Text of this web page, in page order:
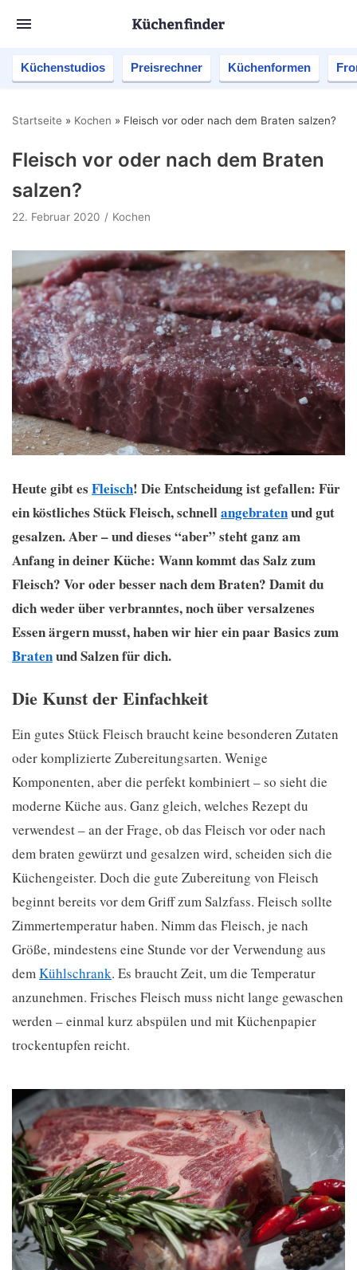
Küchenstudios Preisrechner Küchenformen
Startseite » Kochen » Fleisch vor oder nach dem Braten salzen?
Fleisch vor oder nach dem Braten
salzen?
22. Februar 2020 Kochen
Heute gibt es Fleisch! Die Entscheidung ist gefallen: Für
ein köstliches Stück Fleisch, schnellangebratenund gut
gesalzen. Aber – und dieses “aber” steht ganz am
Anfang in deiner Küche: Wann kommt das Salz zum
Fleisch? Vor oder besser nach dem Braten? Damit du
dich weder über verbranntes, noch über versalzenes
Essen ärgern musst, haben wir hier ein paar Basics zum
Bratenund Salzen für dich.
Die Kunst der Einfachkeit
Ein gutes Stück Fleisch braucht keine besonderen Zutaten
oder komplizierte Zubereitungsarten. Wenige
Komponenten, aber die perfekt kombiniert – so sieht die
moderne Küche aus. Ganz gleich, welches Rezept du
verwendest – an der Frage, ob das Fleisch vor oder nach
dem braten gewürzt und gesalzen wird, scheiden sich die
Küchengeister. Doch die gute Zubereitung von Fleisch
beginnt bereits vor dem Griff zum Salzfass. Fleisch sollte
Zimmertemperatur haben. Nimm das Fleisch, je nach
Größe, mindestens eine Stunde vor der Verwendung aus
demKühlschrank. Es braucht Zeit, um die Temperatur
anzunehmen. Frisches Fleisch muss nicht lange gewaschen
werden – einmal kurz abspülen und mit Küchenpapier
trockentupfen reicht.